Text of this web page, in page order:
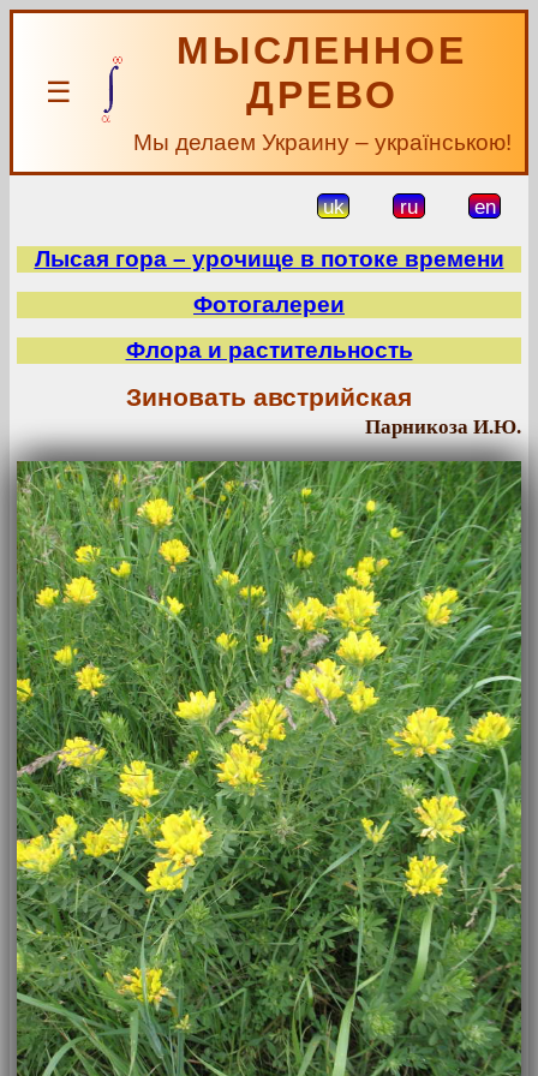
☰
МЫСЛЕННОЕ
ДРЕВО
Мы делаем Украину – українською!
uk ru en
Лысая гора – урочище в потоке времени
Фотогалереи
Флора и растительность
Зиновать австрийская
Парникоза И.Ю.